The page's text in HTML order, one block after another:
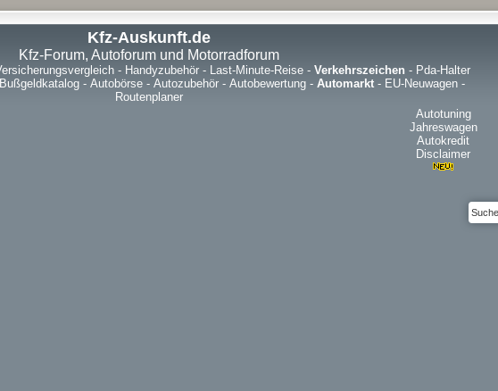
Kfz-Auskunft.de
Kfz-Forum, Autoforum und Motorradforum
- Handyzubehör- Last-Minute-Reise- Verkehrszeichen- Pda-Halter
Bußgeldkatalog - Autobörse - Autozubehör - Autobewertung - Automarkt - EU-Neuwagen -
Routenplaner
Autotuning
Jahreswagen
Autokredit
Disclaimer